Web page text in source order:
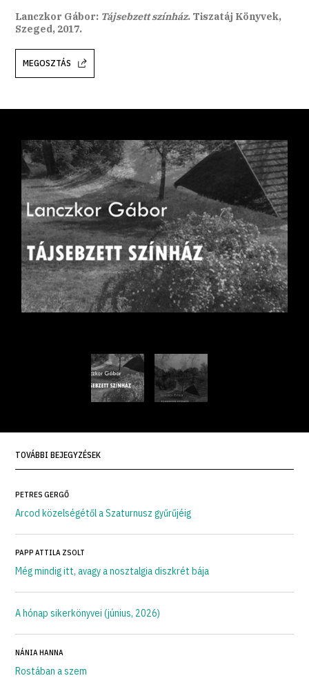
Lanczkor Gábor: Tájsebzett színház. Tiszatáj Könyvek,
Szeged, 2017.
MEGOSZTÁS
TOVÁBBI BEJEGYZÉSEK
PETRES GERGŐ
Arcod közelségétől a Szaturnusz gyűrűjéig
PAPP ATTILA ZSOLT
Még mindig itt, avagy a nosztalgia diszkrét bája
A hónap sikerkönyvei (június, 2026)
NÁNIA HANNA
Rostában a szem